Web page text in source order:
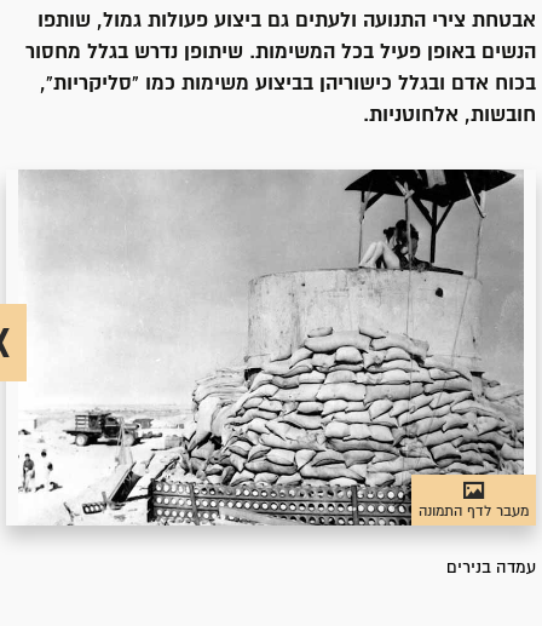
אבטחת צירי התנועה ולעתים גם ביצוע פעולות גמול, שותפו
הנשים באופן פעיל בכל המשימות. שיתופן נדרש בגלל מחסור
בכוח אדם ובגלל כישוריהן בביצוע משימות כמו "סליקריות",
חובשות, אלחוטניות.
מעבר לדף התמונה
עמדה בנירים